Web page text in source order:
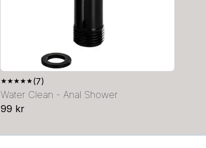
★★★★★(7)
Water Clean - Anal Shower
99 kr